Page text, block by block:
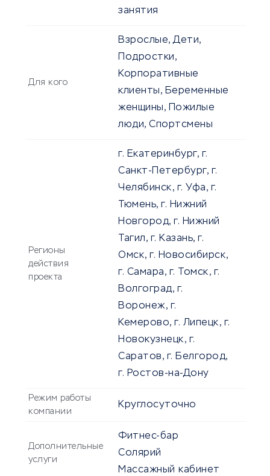
занятия
Для кого
Взрослые, Дети,
Подростки,
Корпоративные
клиенты, Беременные
женщины, Пожилые
люди, Спортсмены
Регионы
действия
проекта
г. Екатеринбург, г.
Санкт-Петербург, г.
Челябинск, г. Уфа, г.
Тюмень, г. Нижний
Новгород, г. Нижний
Тагил, г. Казань, г.
Омск, г. Новосибирск,
г. Самара, г. Томск, г.
Волгоград, г.
Воронеж, г.
Кемерово, г. Липецк, г.
Новокузнецк, г.
Саратов, г. Белгород,
г. Ростов-на-Дону
Режим работы
компании
Круглосуточно
Дополнительные
услуги
Фитнес-бар
Солярий
Массажный кабинет